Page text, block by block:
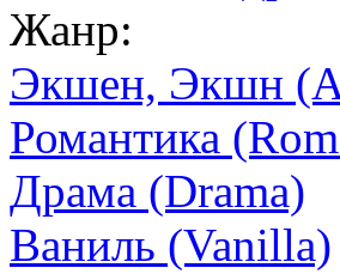
Жанр:
Экшен, Экшн
Романтика
Драма (Drama)
Ваниль (Vanilla)